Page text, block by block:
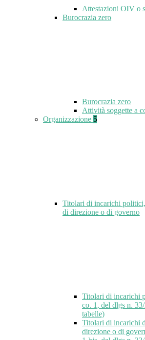
Attestazioni OIV o
Burocrazia zero
Burocrazia zero
Attività soggette a
Organizzazione 5
Titolari di incarichi
di direzione o di governo
Titolari di incarichi
co. 1, del dlgs n.
tabelle)
Titolari di incarichi
direzione o di